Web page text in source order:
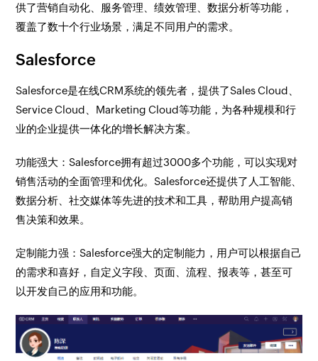
供了营销自动化、服务管理、绩效管理、数据分析等功能，
覆盖了数十个行业场景，满足不同用户的需求。
Salesforce
Salesforce是在线CRM系统的领先者，提供了Sales Cloud、
Service Cloud、Marketing Cloud等功能，为各种规模和行
业的企业提供一体化的增长解决方案。
功能强大：Salesforce拥有超过3000多个功能，可以实现对
销售活动的全面管理和优化。Salesforce还提供了人工智能、
数据分析、社交媒体等先进的技术和工具，帮助用户提高销
售决策和效果。
定制能力强：Salesforce强大的定制能力，用户可以根据自己
的需求和喜好，自定义字段、页面、流程、报表等，甚至可
以开发自己的应用和功能。